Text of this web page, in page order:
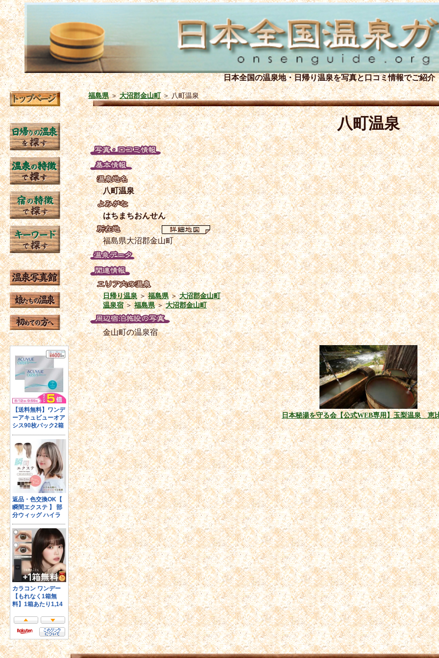
日本全国の温泉地・日帰り温泉を写真と口コミ情報でご紹介
福島県＞大沼郡金山町＞八町温泉
八町温泉
八町温泉
はちまちおんせん
福島県大沼郡金山町
日帰り温泉＞福島県＞大沼郡金山町
温泉宿＞福島県＞大沼郡金山町
金山町の温泉宿
日本秘湯を守る会【公式WEB専用】玉梨温泉 恵